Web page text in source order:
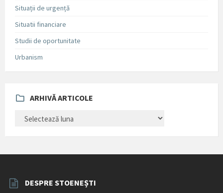
Situații de urgență
Situatii financiare
Studii de oportunitate
Urbanism
ARHIVĂ ARTICOLE
ARTICOLE
DESPRE STOENEȘTI